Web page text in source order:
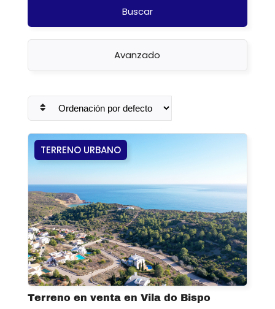
Buscar
Avanzado
TERRENO URBANO
Terreno en venta en Vila do Bispo